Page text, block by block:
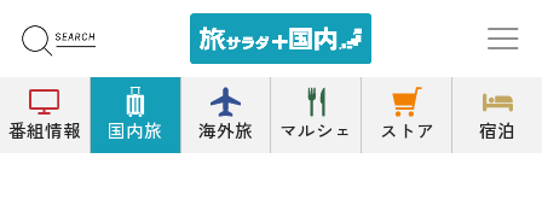
番組情報 国内旅 海外旅 マルシェ ストア 宿泊